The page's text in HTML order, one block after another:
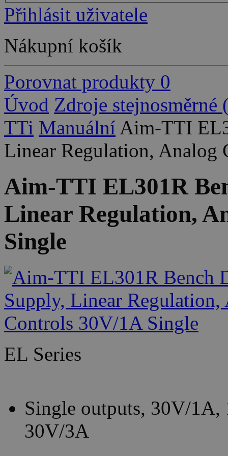
Přihlásit uživatele
Nákupní košík
Porovnat produkty 0
Úvod Zdroje stejnosměrné
TTi Manuální Aim-TTI
Linear Regulation, Analog
Aim-TTI EL301R
Linear Regulation,
Single
EL Series
Single outputs, 30V/
30V/3A